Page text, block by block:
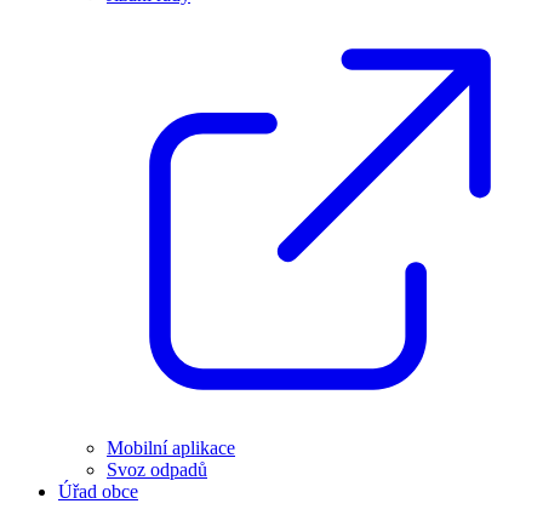
Mobilní aplikace
Svoz odpadů
Úřad obce